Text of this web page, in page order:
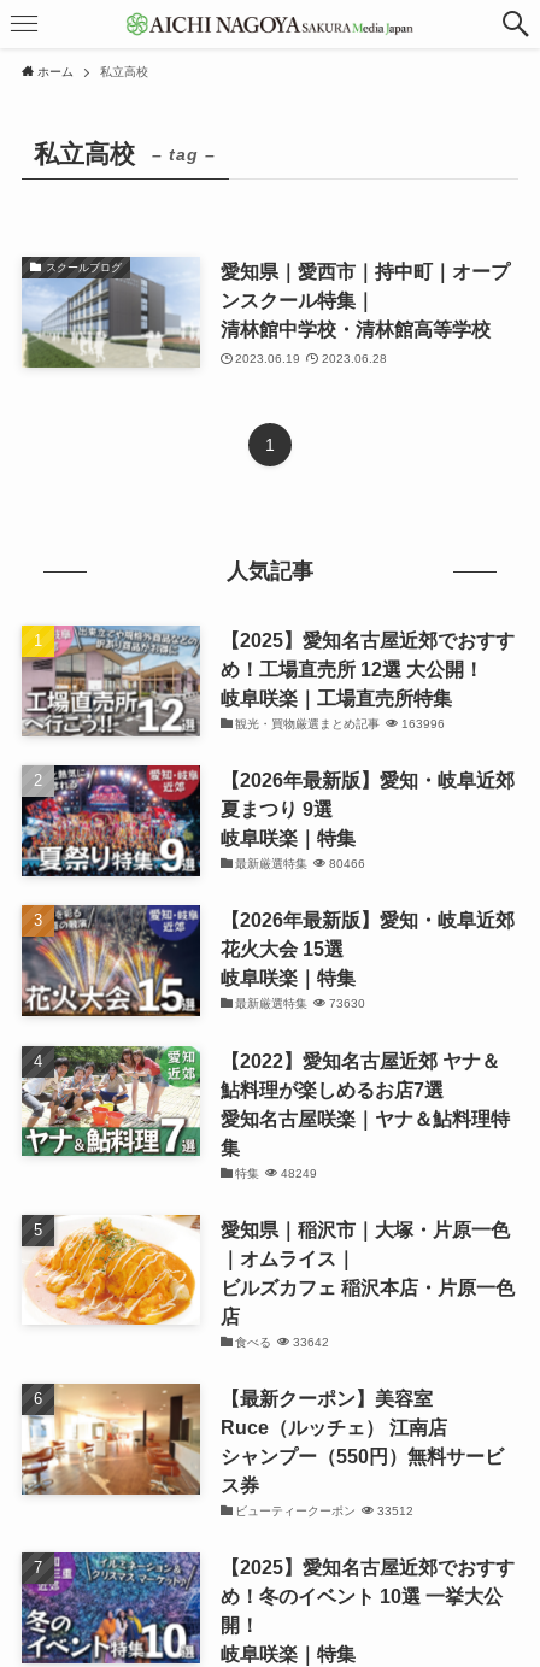
ホーム 私立高校
私立高校 – tag –
スクールブログ
愛知県｜愛西市｜持中町｜オープ
ンスクール特集｜
清林館中学校・清林館高等学校
2023.06.19 2023.06.28
1
人気記事
【2025】愛知名古屋近郊でおすす
め！工場直売所 12選 大公開！
岐阜咲楽｜工場直売所特集
観光・買物厳選まとめ記事 163996
【2026年最新版】愛知・岐阜近郊
夏まつり 9選
岐阜咲楽｜特集
最新厳選特集 80466
【2026年最新版】愛知・岐阜近郊
花火大会 15選
岐阜咲楽｜特集
最新厳選特集 73630
【2022】愛知名古屋近郊 ヤナ＆
鮎料理が楽しめるお店7選
愛知名古屋咲楽｜ヤナ＆鮎料理特
集
特集 48249
愛知県｜稲沢市｜大塚・片原一色
｜オムライス｜
ビルズカフェ 稲沢本店・片原一色
店
食べる 33642
【最新クーポン】美容室
Ruce（ルッチェ） 江南店
シャンプー（550円）無料サービ
ス券
ビューティークーポン 33512
【2025】愛知名古屋近郊でおすす
め！冬のイベント 10選 一挙大公
開！
岐阜咲楽｜特集